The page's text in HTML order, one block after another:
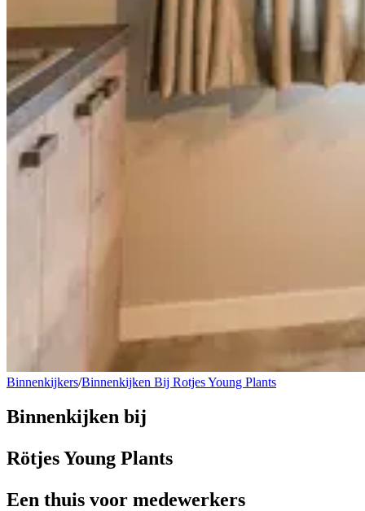
Binnenkijkers/Binnenkijken Bij Rotjes Young Plants
Binnenkijken bij
Rötjes Young Plants
Een thuis voor medewerkers